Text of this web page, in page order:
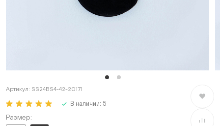
Артикул: SS24BS4-42-20171
В наличии: 5
В
В
Размер